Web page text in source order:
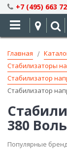
Skip
to
Content
+7 (495) 663
Главная
Стабилизаторы
Стабилизатор
Стабилизатор
380
Популярные